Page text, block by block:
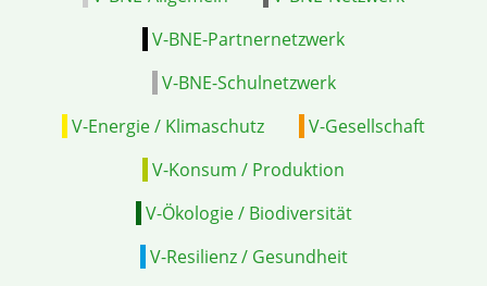
und
V-BNE-Partnernetzwerk
V-BNE-Schulnetzwerk
V-Energie / Klimaschutz
V-Gesellschaft
V-Konsum / Produktion
V-Ökologie / Biodiversität
V-Resilienz / Gesundheit